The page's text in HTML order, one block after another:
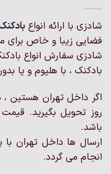
باشد.
گزینه
ها
ممکن
است
صفحه
محصول
شوند
شادزی با ارائه انواع
فضایی زیبا و خاص برای
شادزی سفارش انواع
بادکنک ، با هلیوم و یا
روز تحویل بگیرید.
باشد.
ارسال ها داخل تهران
انجام می گردد.